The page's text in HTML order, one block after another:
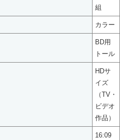
組
カラー
BD用
トール
HDサ
イズ
（TV・
ビデオ
作品）
16:09